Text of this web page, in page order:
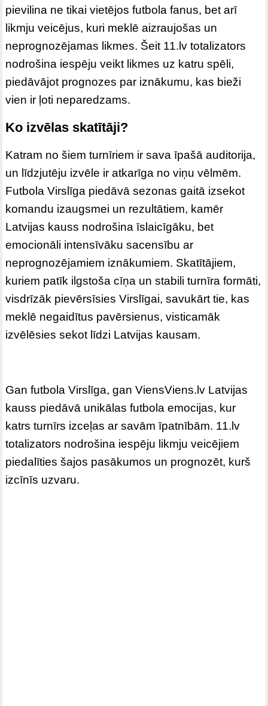
pievilina ne tikai vietējos futbola fanus, bet arī
likmju veicējus, kuri meklē aizraujošas un
neprognozējamas likmes. Šeit 11.lv totalizators
nodrošina iespēju veikt likmes uz katru spēli,
piedāvājot prognozes par iznākumu, kas bieži
vien ir ļoti neparedzams.
Ko izvēlas skatītāji?
Katram no šiem turnīriem ir sava īpašā auditorija,
un līdzjutēju izvēle ir atkarīga no viņu vēlmēm.
Futbola Virslīga piedāvā sezonas gaitā izsekot
komandu izaugsmei un rezultātiem, kamēr
Latvijas kauss nodrošina īslaicīgāku, bet
emocionāli intensīvāku sacensību ar
neprognozējamiem iznākumiem. Skatītājiem,
kuriem patīk ilgstoša cīņa un stabili turnīra formāti,
visdrīzāk pievērsīsies Virslīgai, savukārt tie, kas
meklē negaidītus pavērsienus, visticamāk
izvēlēsies sekot līdzi Latvijas kausam.
Gan futbola Virslīga, gan ViensViens.lv Latvijas
kauss piedāvā unikālas futbola emocijas, kur
katrs turnīrs izceļas ar savām īpatnībām. 11.lv
totalizators nodrošina iespēju likmju veicējiem
piedalīties šajos pasākumos un prognozēt, kurš
izcīnīs uzvaru.